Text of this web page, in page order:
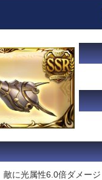
敵に光属性6.0倍ダメージ